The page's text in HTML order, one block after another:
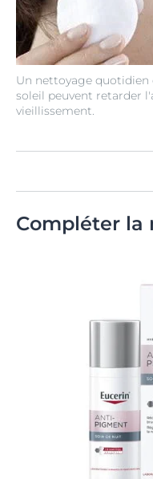
Un nettoyage
soleil peuvent retarder
vieillissement.
Compléter la